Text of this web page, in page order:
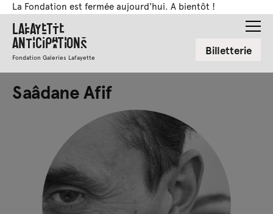
La Fondation est fermée aujourd'hui. A bientôt !
Lafayette
Anticipations
Fondation Galeries Lafayette Billetterie
Saâdane Afif